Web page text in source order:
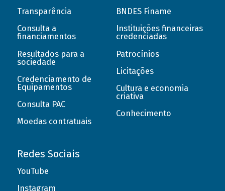
Transparência
Consulta a
financiamentos
Resultados para a
sociedade
Credenciamento de
Equipamentos
Consulta PAC
Moedas contratuais
BNDES Finame
Instituições financeiras
credenciadas
Patrocínios
Licitações
Cultura e economia
criativa
Conhecimento
Redes Sociais
YouTube
Instagram